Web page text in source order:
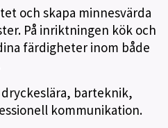
och skapa minnesvärda
På inriktningen kök och
färdigheter inom både
barteknik,
kommunikation.